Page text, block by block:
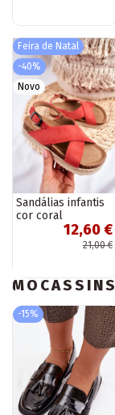
Feira de Natal
-40%
Novo
Sandálias infantis
cor coral
12,60 €
21,00 €
MOCASSINS
-15%